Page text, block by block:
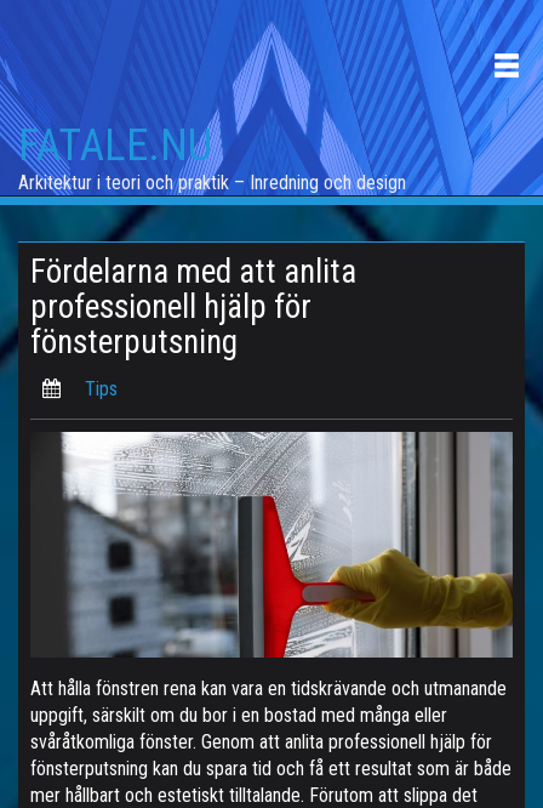
to
content
FATALE.NU
Arkitektur i teori och praktik – Inredning och design
Fördelarna med att anlita
professionell hjälp för
fönsterputsning
Tips
Att hålla fönstren rena kan vara en tidskrävande och utmanande
uppgift, särskilt om du bor i en bostad med många eller
svåråtkomliga fönster. Genom att anlita professionell hjälp för
fönsterputsning kan du spara tid och få ett resultat som är både
mer hållbart och estetiskt tilltalande. Förutom att slippa det